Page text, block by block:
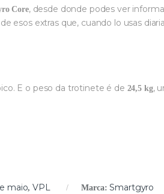
Core, desde donde podes ver
de esos extras que, cuando lo usas
E o peso da trotinete é de 24,5 kg,
maio,VPL Marca:Smartgyro